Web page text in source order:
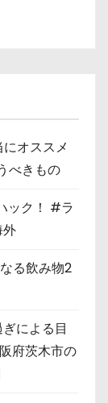
オススメ
べきもの
ック！ #ラ
る飲み物2
による目
府茨木市の